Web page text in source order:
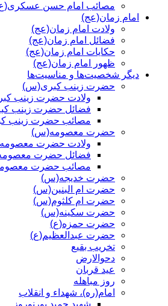
مصائب امام حسن
امام زمان(عج)
ولادت امام زمان(عج)
فضائل امام زمان(عج)
حکایات امام زمان(عج)
ظهور امام زمان(عج)
دیگر شخصیت‌ها و مناسیت‌ها
حضرت زینب کبری(س)
ولادت حضرت زینب
فضائل حضرت زینب
مصائب حضرت زینب
حضرت معصومه(س)
ولادت حضرت
فضائل حضرت
مصائب حضرت
حضرت خدیجه(س)
حضرت ام البنین(س)
حضرت ام کلثوم(س)
حضرت سکینه(س)
حضرت حمزه(ع)
حضرت عبدالعظیم(ع)
تخریب بقیع
دحوالارض
عید قربان
روز مباهله
امام(ره)، شهداء و انقلاب
شهید حمید پورنوروز